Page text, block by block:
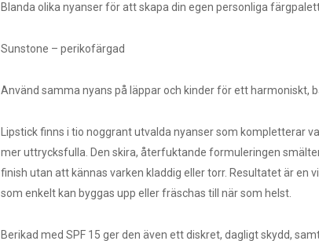
Blanda olika nyanser för att skapa din egen personliga
Sunstone – perikofärgad
Använd samma nyans på läppar och kinder för ett harmoniskt,
Lipstick finns i tio noggrant utvalda nyanser som kompletterar
mer uttrycksfulla. Den skira, återfuktande formuleringen
finish utan att kännas varken kladdig eller torr. Resultatet är en
som enkelt kan byggas upp eller fräschas till när som helst.
Berikad med SPF 15 ger den även ett diskret, dagligt skydd,